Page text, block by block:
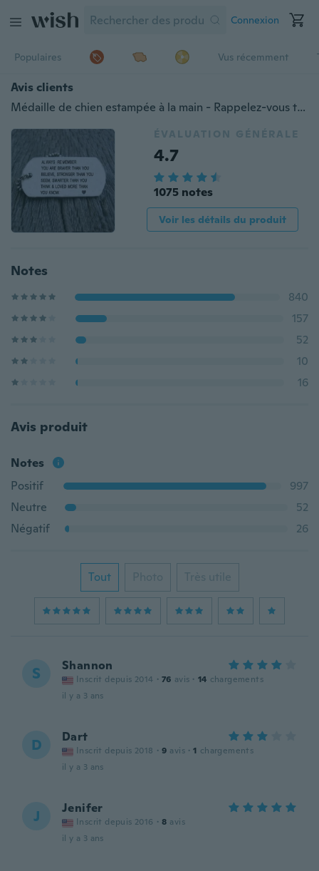
Connexion
Populaires Vus récemment
Avis clients
Médaille de chien estampée à la main - Rappelez-vous toujours que vous êtes plus courageux que vous ne le croyez - Bijoux personnalisés - Sensibilisation au cancer, cadeau plus fort et inspirant
ÉVALUATION GÉNÉRALE
4.7
1075 notes
Voir les détails du produit
Notes
840
157
52
10
16
Avis produit
Notes
Positif
997
Neutre
52
Négatif
26
Tout Photo Très utile
S Shannon
Inscrit depuis 2014 · 76 avis · 14 chargements
il y a 3 ans
D Dart
Inscrit depuis 2018 · 9 avis · 1 chargements
il y a 3 ans
J Jenifer
Inscrit depuis 2016 · 8 avis
il y a 3 ans